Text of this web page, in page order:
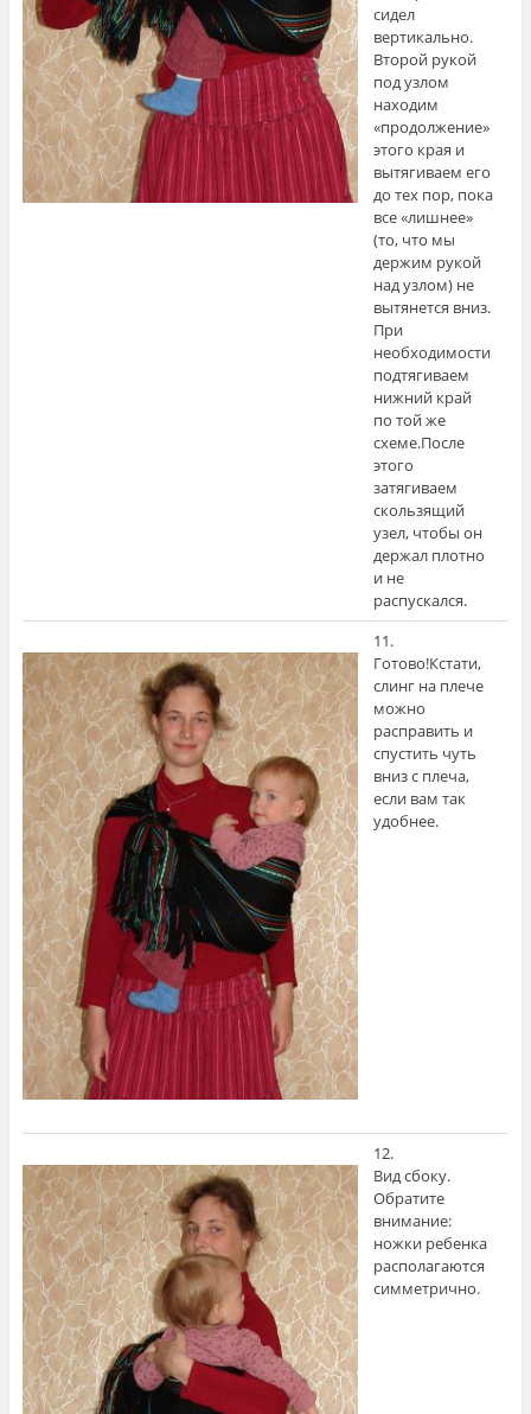
сидел
вертикально.
Второй рукой
под узлом
находим
«продолжение»
этого края и
вытягиваем его
до тех пор, пока
все «лишнее»
(то, что мы
держим рукой
над узлом) не
вытянется вниз.
При
необходимости
подтягиваем
нижний край
по той же
схеме.После
этого
затягиваем
скользящий
узел, чтобы он
держал плотно
и не
распускался.
11.
Готово!Кстати,
слинг на плече
можно
расправить и
спустить чуть
вниз с плеча,
если вам так
удобнее.
12.
Вид сбоку.
Обратите
внимание:
ножки ребенка
располагаются
симметрично.